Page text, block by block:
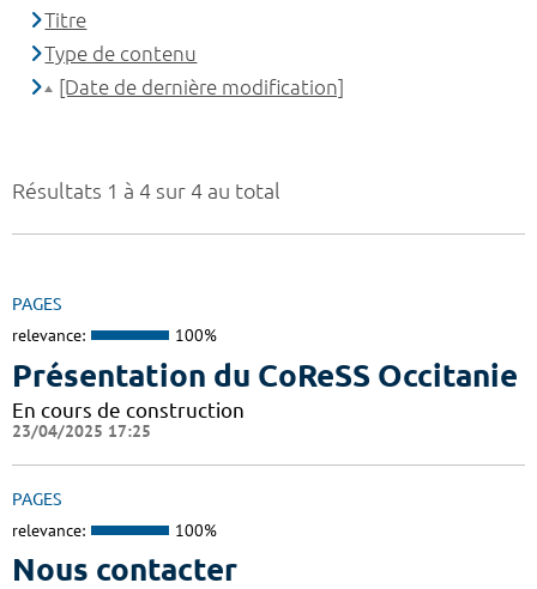
Résultats 1 à 4 sur 4 au total
PAGES
relevance: 100%
Présentation du CoReSS Occitanie
En cours de construction
23/04/2025 17:25
PAGES
relevance: 100%
Nous contacter
Titre
Type de contenu
[Date de dernière modification]